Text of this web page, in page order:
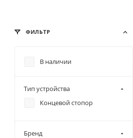
ФИЛЬТР
В наличии
Тип устройства
Концевой стопор
Бренд